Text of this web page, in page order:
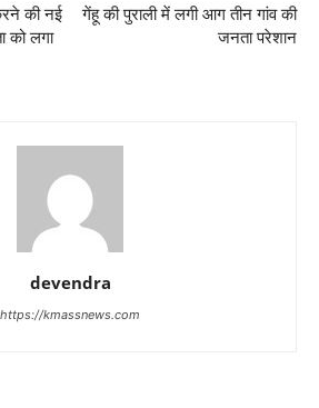
की नई
को लगा
गेंहू की पुराली में लगी आग तीन गांव की
जनता परेशान
devendra
https://kmassnews.com